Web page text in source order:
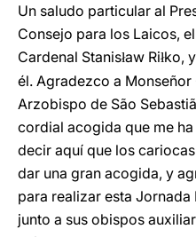
Un saludo particular al
Consejo para los Laicos,
Cardenal Stanisław Riłko,
él. Agradezco a Monseñor
Arzobispo de São
cordial acogida que me
decir aquí que los
dar una gran acogida, y
para realizar esta
junto a sus obispos